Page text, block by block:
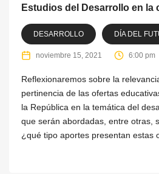
Estudios del Desarrollo en la
DESARROLLO DÍA DEL
noviembre 15, 2021 6:00 pm
Reflexionaremos sobre la
pertinencia de las ofertas
la República en la temática del
que serán abordadas, entre otras,
¿qué tipo aportes presentan estas